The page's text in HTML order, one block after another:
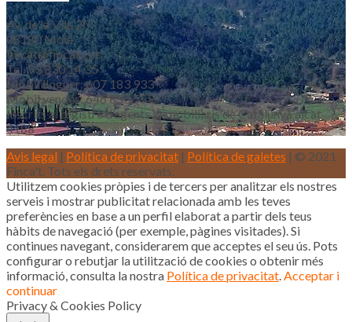
Av. de la Vila 20
08180 Moià
fincat@fincat.cat
Tel. 93 830 14 35
Mòbil lloguer: 607 183 933
Mòbil vendes: 646 853 559
Inscrits al registre d’agents immobiliaris de Catalunya aicat
4188
Avis legal | Política de privacitat | Política de galetes | © 2021
Finca't. Tots els drets reservats.
Utilitzem cookies pròpies i de tercers per analitzar els nostres
serveis i mostrar publicitat relacionada amb les teves
preferències en base a un perfil elaborat a partir dels teus
hàbits de navegació (per exemple, pàgines visitades). Si
continues navegant, considerarem que acceptes el seu ús. Pots
configurar o rebutjar la utilització de cookies o obtenir més
informació, consulta la nostra Política de privacitat Acceptar i
continuar
Privacy & Cookies Policy